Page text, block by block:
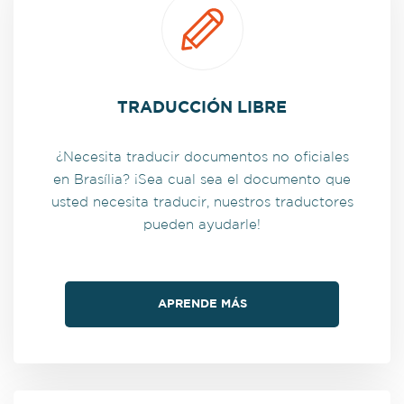
TRADUCCIÓN LIBRE
¿Necesita traducir documentos no oficiales
en Brasília? ¡Sea cual sea el documento que
usted necesita traducir, nuestros traductores
pueden ayudarle!
APRENDE MÁS